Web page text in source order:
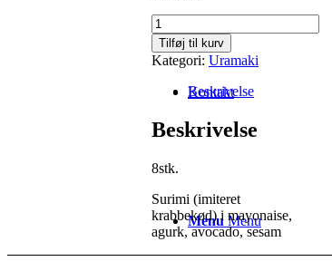
Kontakt
Menu Menu
California
insideout
antal
Tilføj til kurv
Kategori: Uramaki
Beskrivelse
Beskrivelse
8stk.
Surimi (imiteret
krabbekød) i mayonaise,
agurk, avocado, sesam